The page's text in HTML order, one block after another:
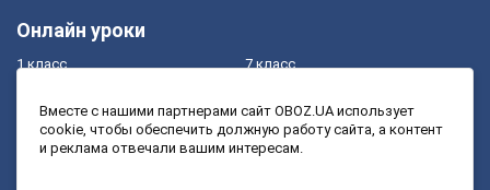
Онлайн уроки
1 класс
3 класс
7 класс
9 класс
Вместе с нашими партнерами сайт OBOZ.UA использует
cookie, чтобы обеспечить должную работу сайта, а контент
и реклама отвечали вашим интересам.